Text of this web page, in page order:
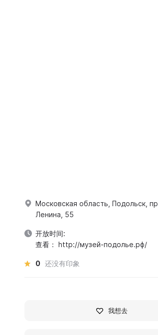
Московская область, Подольск,
Ленина, 55
开放时间:
查看： http://музей-подолье.рф/
0 还没有印象
我想去